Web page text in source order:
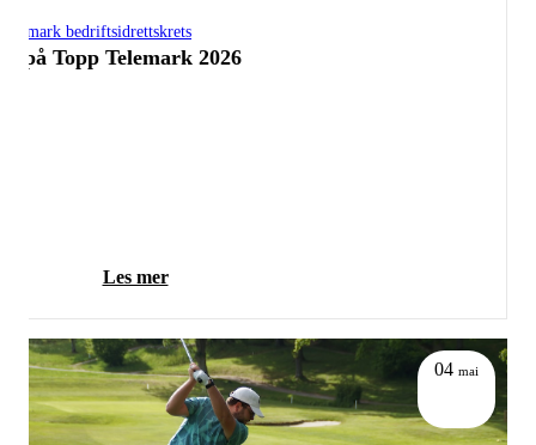
bedriftsidrettskrets
på Topp Telemark 2026
Les mer
04 mai